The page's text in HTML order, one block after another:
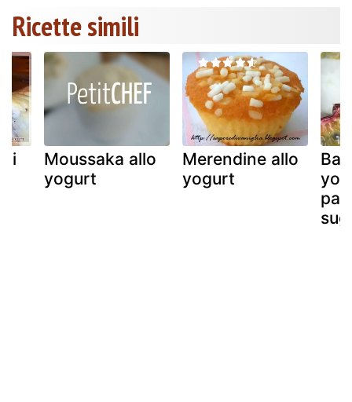
Ricette simili
Moussaka allo
yogurt
Merendine allo
yogurt